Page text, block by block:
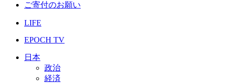
ご寄付のお願い
LIFE
EPOCH TV
日本
政治
経済